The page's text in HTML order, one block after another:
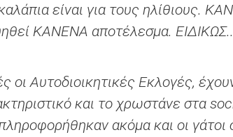
είναι για τους ηλίθιους.
ΚΑΝΕΝΑ αποτέλεσμα.
οι Αυτοδιοικητικές Εκλογές,
και το χρωστάνε στα
ακόμα και οι